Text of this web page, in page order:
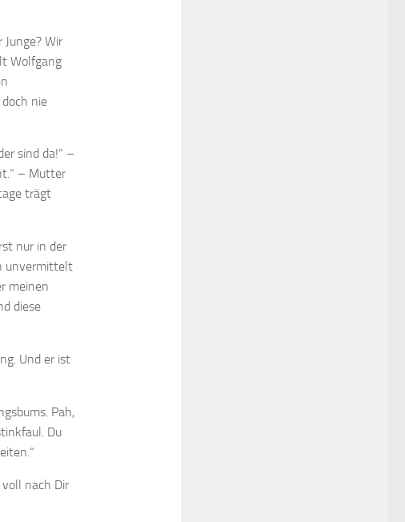
Wir
Wolfgang
nie
sind da!“ –
– Mutter
trägt
nur in der
unvermittelt
meinen
diese
Und er ist
Pah,
Du
voll nach Dir